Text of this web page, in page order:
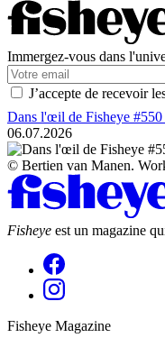
Immergez-vous dans
J’accepte de recevoir
Dans l'œil de Fisheye #550
06.07.2026
© Bertien van Manen.
Fisheye est un magazine
Fisheye Magazine